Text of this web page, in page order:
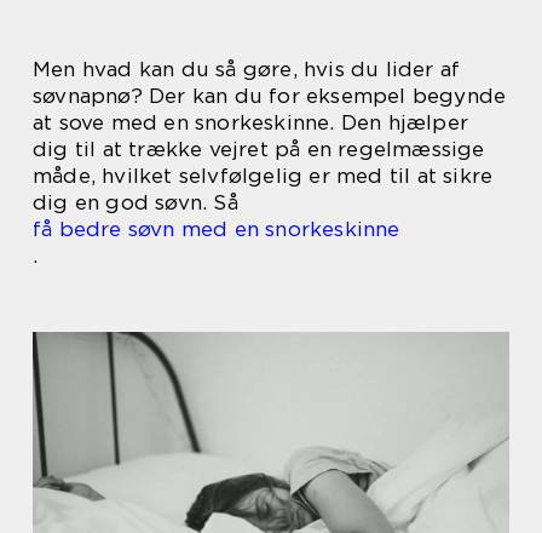
Men hvad kan du så gøre, hvis du lider af
søvnapnø? Der kan du for eksempel begynde
at sove med en snorkeskinne. Den hjælper
dig til at trække vejret på en regelmæssige
måde, hvilket selvfølgelig er med til at sikre
dig en god søvn. Så
få bedre søvn med en snorkeskinne
.